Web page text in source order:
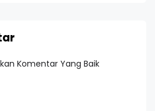
Komentar Yang Baik